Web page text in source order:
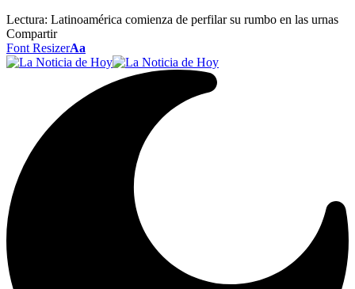
Lectura: Latinoamérica comienza de perfilar su rumbo en las urnas
Compartir
Font ResizerAa